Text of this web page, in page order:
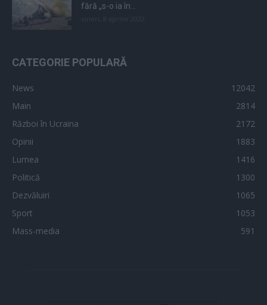
fără „s-o ia în...
CATEGORIE POPULARĂ
News
12042
Main
2814
Război în Ucraina
2172
Opinii
1883
Lumea
1416
Politică
1300
Dezvăluiri
1065
Sport
1053
Mass-media
591